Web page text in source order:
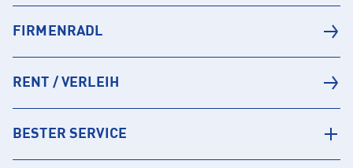
FIRMENRADL
RENT / VERLEIH
BESTER SERVICE